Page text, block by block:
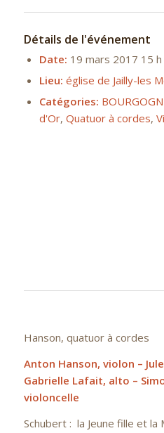
Détails de l'événement
Date: 19 mars 2017 15 h
Lieu: église de Jailly-les
Catégories:
d'Or, Quatuor à cordes,
Hanson, quatuor à cordes
Anton Hanson, violon –
Gabrielle Lafait, alto –
violoncelle
Schubert : la Jeune fille et la